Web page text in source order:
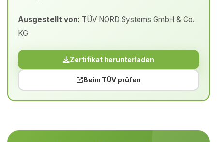
Ausgestellt von: TÜV NORD Systems GmbH & Co.
KG
Zertifikat herunterladen
Beim TÜV prüfen